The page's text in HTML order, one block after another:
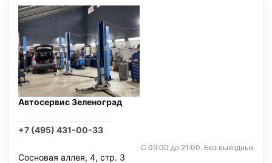
Автосервис Зеленоград
+7 (495) 431-00-33
С 09:00 до 21:00. Без выходных
Сосновая аллея, 4, стр. 3